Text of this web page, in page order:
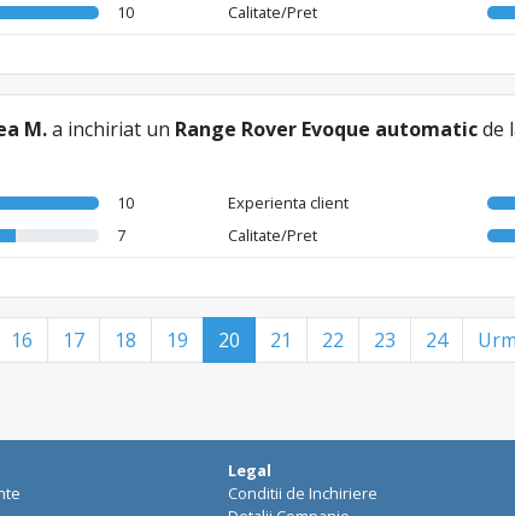
10 Calitate/Pret
M.a inchiriat un Range Rover Evoque automaticde
10 Experienta client
7 Calitate/Pret
16 17 18 19 20 21 22 23 24
Legal
Conditii de Inchiriere